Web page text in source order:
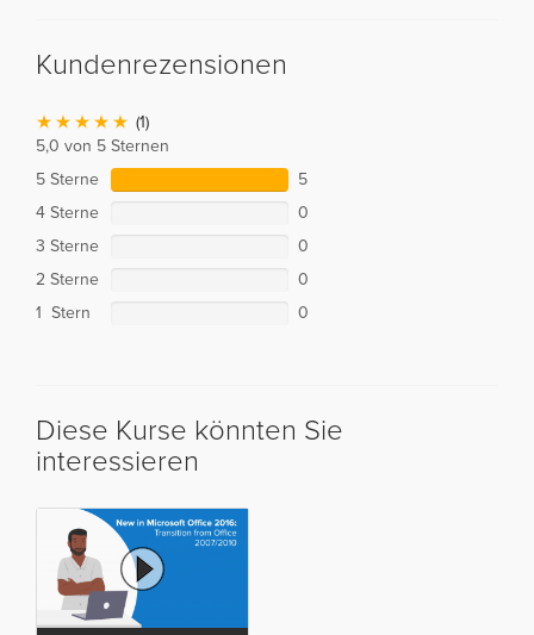
Kundenrezensionen
(1)
5,0 von 5 Sternen
5 Sterne
5
4 Sterne
0
3 Sterne
0
2 Sterne
0
1 Stern
0
Diese Kurse könnten Sie
interessieren